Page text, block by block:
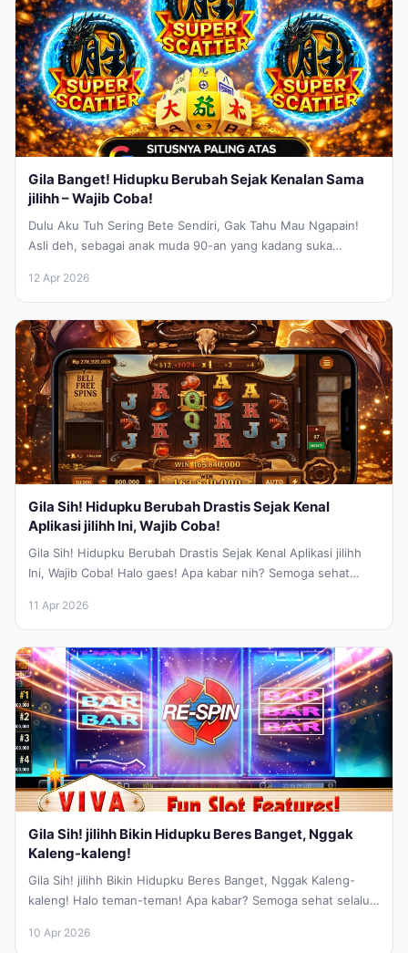
Gila Banget! Hidupku Berubah Sejak Kenalan Sama
jilihh – Wajib Coba!
Dulu Aku Tuh Sering Bete Sendiri, Gak Tahu Mau Ngapain!
Asli deh, sebagai anak muda 90-an yang kadang suka
12 Apr 2026
Gila Sih! Hidupku Berubah Drastis Sejak Kenal
Aplikasi jilihh Ini, Wajib Coba!
Gila Sih! Hidupku Berubah Drastis Sejak Kenal Aplikasi jilihh
Ini, Wajib Coba! Halo gaes! Apa kabar nih? Semoga sehat
11 Apr 2026
Gila Sih! jilihh Bikin Hidupku Beres Banget, Nggak
Kaleng-kaleng!
Gila Sih! jilihh Bikin Hidupku Beres Banget, Nggak Kaleng-
kaleng! Halo teman-teman! Apa kabar? Semoga sehat selalu
10 Apr 2026